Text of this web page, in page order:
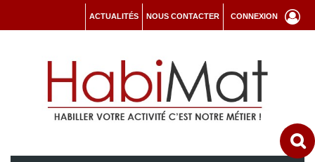
CONNEXION
NOUS CONTACTER
ACTUALITÉS